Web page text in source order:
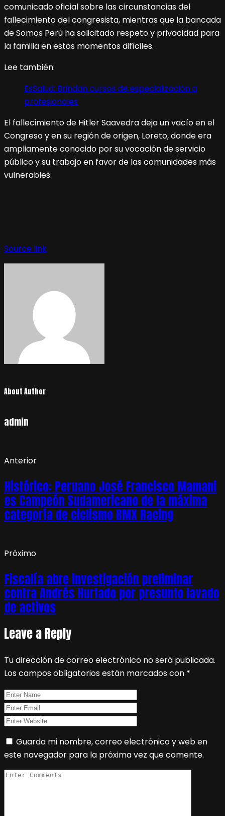
comunicado oficial sobre las circunstancias del
fallecimiento del congresista, mientras que la bancada
de Somos Perú ha solicitado respeto y privacidad para
la familia en estos momentos difíciles.
Lee también:
EsSalud: Brindan cursos de especialización a
profesionales
El fallecimiento de Hitler Saavedra deja un vacío en el
Congreso y en su región de origen, Loreto, donde era
ampliamente conocido por su vocación de servicio
público y su trabajo en favor de las comunidades más
vulnerables.
Source link
About Author
admin
Anterior
Histórico: Peruano José Francisco Mamani
es Campeón Sudamericano de la máxima
categoría de ciclismo BMX Racing
Próximo
Fiscalía abre investigación preliminar
contra Andrés Hurtado por presunto lavado
de activos
Leave a Reply
Tu dirección de correo electrónico no será publicada.
Los campos obligatorios están marcados con *
Guarda mi nombre, correo electrónico y web en
este navegador para la próxima vez que comente.